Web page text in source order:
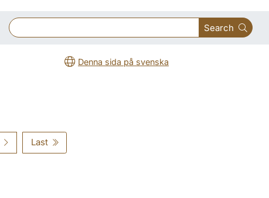
Search
Denna sida på svenska
Last